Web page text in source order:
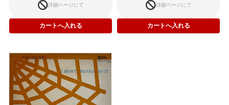
詳細ページにて 詳細ページにて